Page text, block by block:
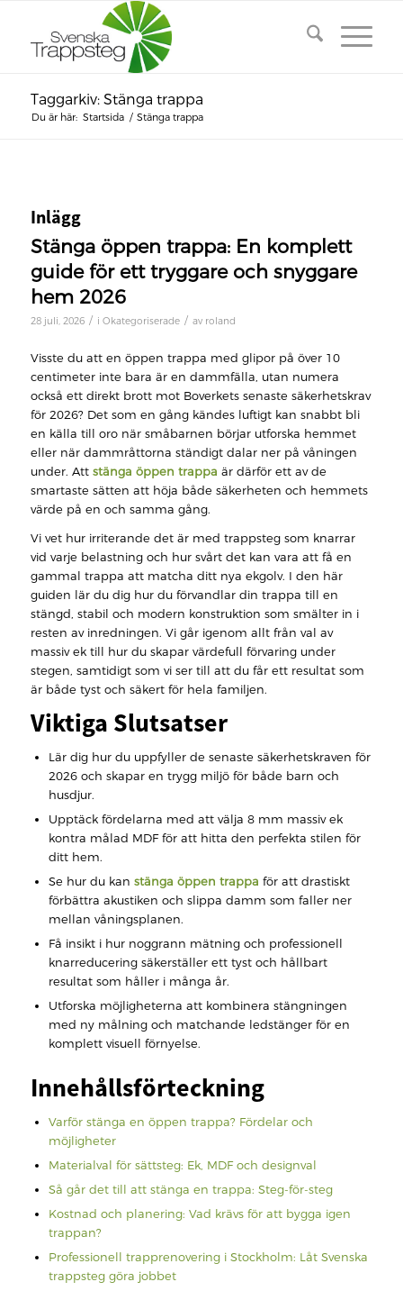
Taggarkiv: Stänga trappa
Du är här: Startsida / Stänga trappa
Inlägg
Stänga öppen trappa: En komplett
guide för ett tryggare och snyggare
hem 2026
28 juli, 2026 / i Okategoriserade / av roland
Visste du att en öppen trappa med glipor på över 10
centimeter inte bara är en dammfälla, utan numera
också ett direkt brott mot Boverkets senaste säkerhetskrav
för 2026? Det som en gång kändes luftigt kan snabbt bli
en källa till oro när småbarnen börjar utforska hemmet
eller när dammråttorna ständigt dalar ner på våningen
under. Att stänga öppen trappa är därför ett av de
smartaste sätten att höja både säkerheten och hemmets
värde på en och samma gång.
Vi vet hur irriterande det är med trappsteg som knarrar
vid varje belastning och hur svårt det kan vara att få en
gammal trappa att matcha ditt nya ekgolv. I den här
guiden lär du dig hur du förvandlar din trappa till en
stängd, stabil och modern konstruktion som smälter in i
resten av inredningen. Vi går igenom allt från val av
massiv ek till hur du skapar värdefull förvaring under
stegen, samtidigt som vi ser till att du får ett resultat som
är både tyst och säkert för hela familjen.
Viktiga Slutsatser
Lär dig hur du uppfyller de senaste säkerhetskraven för
2026 och skapar en trygg miljö för både barn och
husdjur.
Upptäck fördelarna med att välja 8 mm massiv ek
kontra målad MDF för att hitta den perfekta stilen för
ditt hem.
Se hur du kan stänga öppen trappa för att drastiskt
förbättra akustiken och slippa damm som faller ner
mellan våningsplanen.
Få insikt i hur noggrann mätning och professionell
knarreducering säkerställer ett tyst och hållbart
resultat som håller i många år.
Utforska möjligheterna att kombinera stängningen
med ny målning och matchande ledstänger för en
komplett visuell förnyelse.
Innehållsförteckning
Varför stänga en öppen trappa? Fördelar och
möjligheter
Materialval för sättsteg: Ek, MDF och designval
Så går det till att stänga en trappa: Steg-för-steg
Kostnad och planering: Vad krävs för att bygga igen
trappan?
Professionell trapprenovering i Stockholm: Låt Svenska
trappsteg göra jobbet